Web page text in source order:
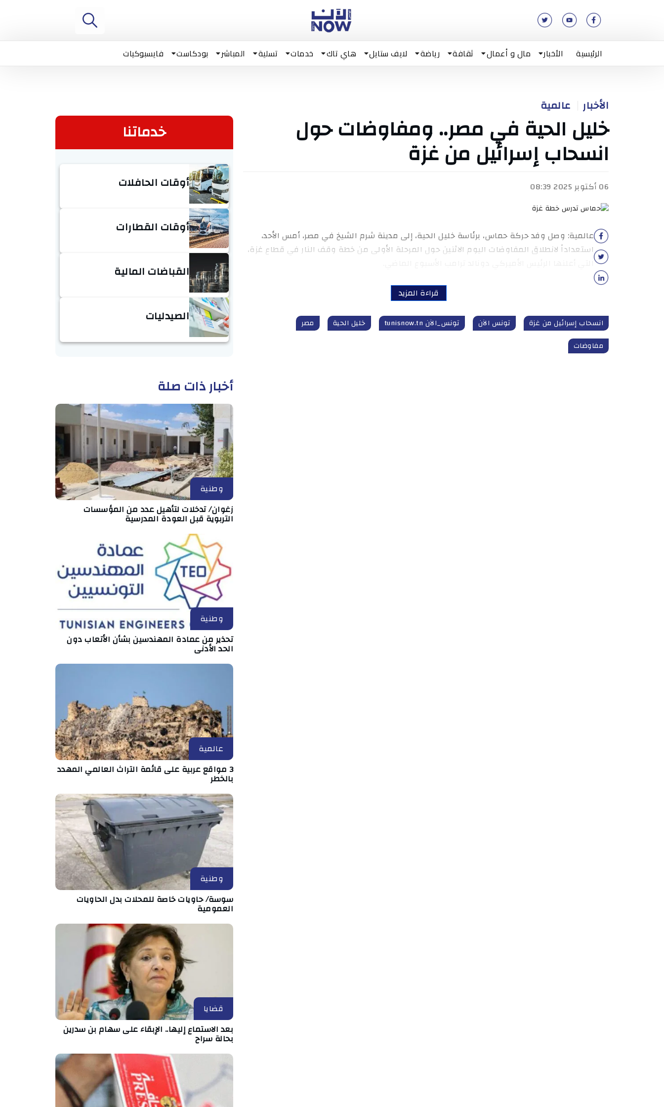
الرئيسية الأخبار مال و أعمال ثقافة رياضة لايف ستايل هاي تاك خدمات تسلية المباشر بودكاست فايسبوكيات
الأخبار عالمية
خليل الحية في مصر.. ومفاوضات حول
انسحاب إسرائيل من غزة
06 أكتوبر 2025 08:39
عالمية: وصل وفد حركة حماس، برئاسة خليل الحية، إلى مدينة شرم الشيخ في مصر، أمس الأحد،
استعداداً لانطلاق المفاوضات اليوم الاثنين حول المرحلة الأولى من خطة وقف النار في قطاع غزة،
قراءة المزيد
انسحاب إسرائيل من غزة تونس الآن تونس_الآن tunisnow.tn خليل الحية
مصر
مفاوضات
خدماتنا
أوقات الحافلات
أوقات القطارات
القباضات المالية
الصيدليات
أخبار ذات صلة
وطنية
زغوان/ تدخلات لتأهيل عدد من المؤسسات
التربوية قبل العودة المدرسية
وطنية
تحذير من عمادة المهندسين بشأن الأتعاب دون
الحد الأدنى
عالمية
3 مواقع عربية على قائمة التراث العالمي المهدد
بالخطر
وطنية
سوسة/ حاويات خاصة للمحلات بدل الحاويات
العمومية
قضايا
بعد الاستماع إليها.. الإبقاء على سهام بن سدرين
بحالة سراح